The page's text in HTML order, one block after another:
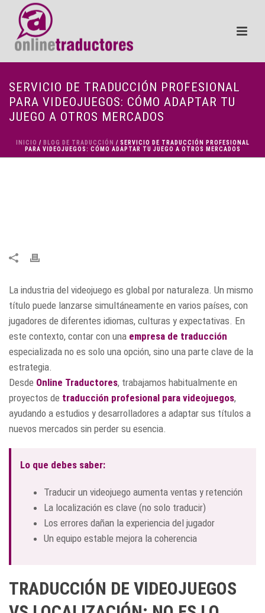
SERVICIO DE TRADUCCIÓN PROFESIONAL
PARA VIDEOJUEGOS: CÓMO ADAPTAR TU
JUEGO A OTROS MERCADOS
INICIO / BLOG DE TRADUCCIÓN / SERVICIO DE TRADUCCIÓN PROFESIONAL
PARA VIDEOJUEGOS: CÓMO ADAPTAR TU JUEGO A OTROS MERCADOS
La industria del videojuego es global por naturaleza. Un mismo
título puede lanzarse simultáneamente en varios países, con
jugadores de diferentes idiomas, culturas y expectativas. En
este contexto, contar con una empresa de traducción
especializada no es solo una opción, sino una parte clave de la
estrategia.
Desde Online Traductores, trabajamos habitualmente en
proyectos de traducción profesional para videojuegos,
ayudando a estudios y desarrolladores a adaptar sus títulos a
nuevos mercados sin perder su esencia.
Lo que debes saber:
Traducir un videojuego aumenta ventas y retención
La localización es clave (no solo traducir)
Los errores dañan la experiencia del jugador
Un equipo estable mejora la coherencia
TRADUCCIÓN DE VIDEOJUEGOS